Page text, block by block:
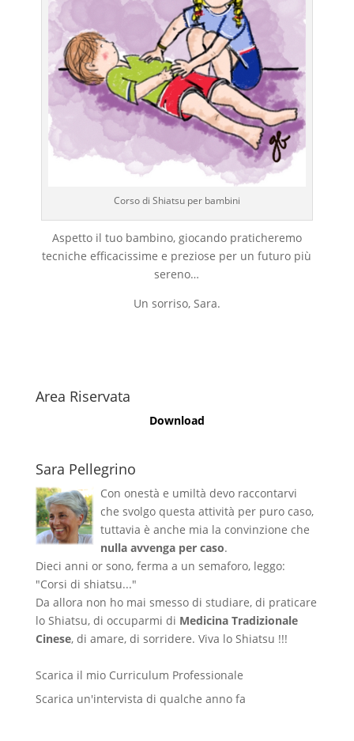
Corso di Shiatsu per bambini
Aspetto il tuo bambino, giocando praticheremo
tecniche efficacissime e preziose per un futuro più
sereno…
Un sorriso, Sara.
Area Riservata
Download
Sara Pellegrino
Con onestà e umiltà devo raccontarvi
che svolgo questa attività per puro caso,
tuttavia è anche mia la convinzione che
nulla avvenga per caso.
Dieci anni or sono, ferma a un semaforo, leggo:
"Corsi di shiatsu..."
Da allora non ho mai smesso di studiare, di praticare
lo Shiatsu, di occuparmi di Medicina Tradizionale
Cinese, di amare, di sorridere. Viva lo Shiatsu !!!
Scarica il mio Curriculum Professionale
Scarica un'intervista di qualche anno fa